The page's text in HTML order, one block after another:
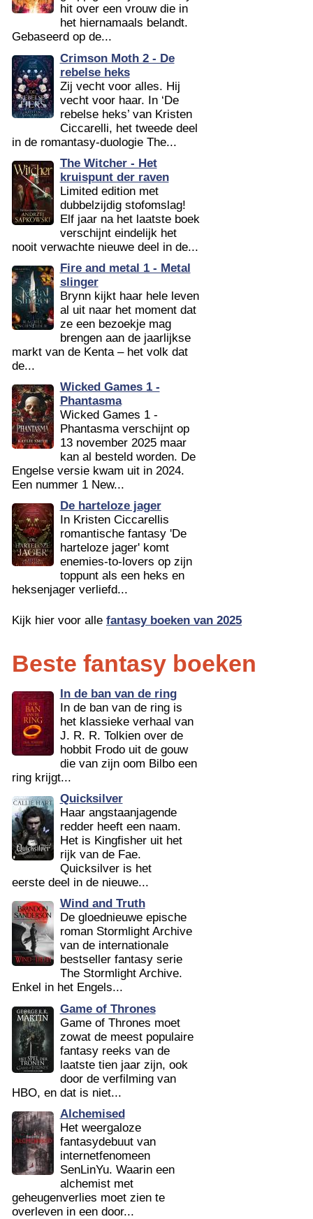
hit over een vrouw die in
het hiernamaals belandt.
Gebaseerd op de...
Crimson Moth 2 - De
rebelse heks
Zij vecht voor alles. Hij
vecht voor haar. In ‘De
rebelse heks’ van Kristen
Ciccarelli, het tweede deel
in de romantasy-duologie The...
The Witcher - Het
kruispunt der raven
Limited edition met
dubbelzijdig stofomslag!
Elf jaar na het laatste boek
verschijnt eindelijk het
nooit verwachte nieuwe deel in de...
Fire and metal 1 - Metal
slinger
Brynn kijkt haar hele leven
al uit naar het moment dat
ze een bezoekje mag
brengen aan de jaarlijkse
markt van de Kenta – het volk dat
de...
Wicked Games 1 -
Phantasma
Wicked Games 1 -
Phantasma verschijnt op
13 november 2025 maar
kan al besteld worden. De
Engelse versie kwam uit in 2024.
Een nummer 1 New...
De harteloze jager
In Kristen Ciccarellis
romantische fantasy 'De
harteloze jager' komt
enemies-to-lovers op zijn
toppunt als een heks en
heksenjager verliefd...
Kijk hier voor alle fantasy boeken van 2025
Beste fantasy boeken
In de ban van de ring
In de ban van de ring is
het klassieke verhaal van
J. R. R. Tolkien over de
hobbit Frodo uit de gouw
die van zijn oom Bilbo een
ring krijgt...
Quicksilver
Haar angstaanjagende
redder heeft een naam.
Het is Kingfisher uit het
rijk van de Fae.
Quicksilver is het
eerste deel in de nieuwe...
Wind and Truth
De gloednieuwe epische
roman Stormlight Archive
van de internationale
bestseller fantasy serie
The Stormlight Archive.
Enkel in het Engels...
Game of Thrones
Game of Thrones moet
zowat de meest populaire
fantasy reeks van de
laatste tien jaar zijn, ook
door de verfilming van
HBO, en dat is niet...
Alchemised
Het weergaloze
fantasydebuut van
internetfenomeen
SenLinYu. Waarin een
alchemist met
geheugenverlies moet zien te
overleven in een door...